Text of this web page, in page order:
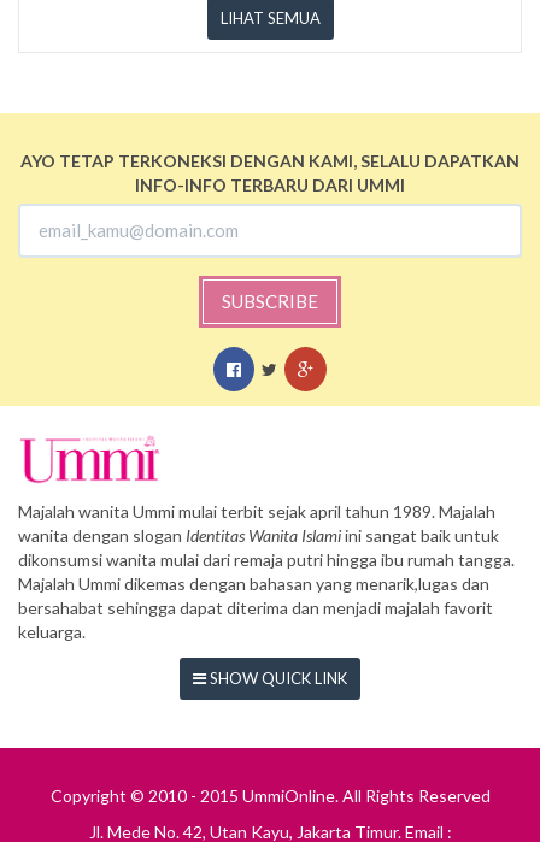
LIHAT SEMUA
AYO TETAP TERKONEKSI DENGAN KAMI, SELALU DAPATKAN
INFO-INFO TERBARU DARI UMMI
SUBSCRIBE
Majalah wanita Ummi mulai terbit sejak april tahun 1989. Majalah
wanita dengan slogan Identitas Wanita Islamiini sangat baik untuk
dikonsumsi wanita mulai dari remaja putri hingga ibu rumah tangga.
Majalah Ummi dikemas dengan bahasan yang menarik,lugas dan
bersahabat sehingga dapat diterima dan menjadi majalah favorit
keluarga.
SHOW QUICK LINK
Copyright © 2010 - 2015 UmmiOnline. All Rights Reserved
Jl. Mede No. 42, Utan Kayu, Jakarta Timur. Email :